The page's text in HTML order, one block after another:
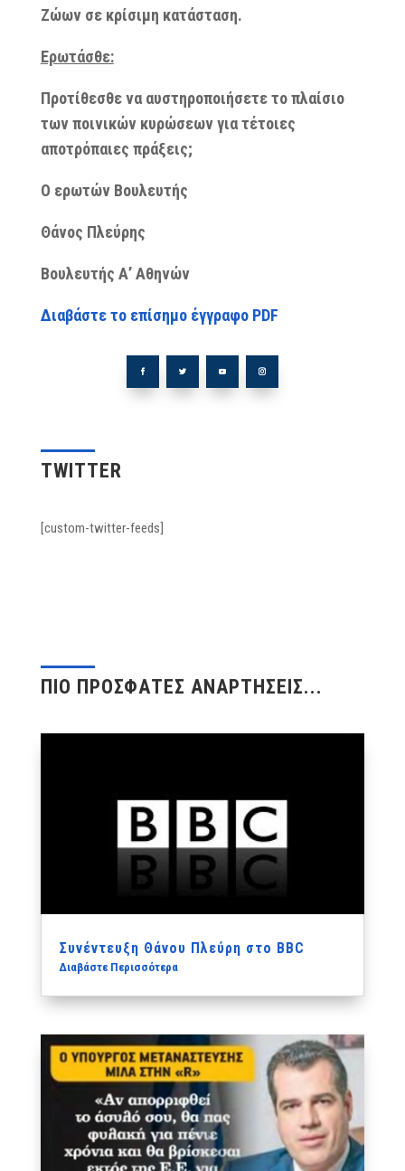
Ζώων σε κρίσιμη κατάσταση.
Ερωτάσθε:
Προτίθεσθε να αυστηροποιήσετε το πλαίσιο
των ποινικών κυρώσεων για τέτοιες
αποτρόπαιες πράξεις;
Ο ερωτών Βουλευτής
Θάνος Πλεύρης
Βουλευτής Α’ Αθηνών
Διαβάστε το επίσημο έγγραφο PDF
TWITTER
[custom-twitter-feeds]
ΠΙΟ ΠΡΟΣΦΑΤΕΣ ΑΝΑΡΤΗΣΕΙΣ...
Συνέντευξη Θάνου Πλεύρη στο BBC
Διαβάστε Περισσότερα